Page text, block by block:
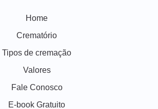
Home
Crematório
Tipos de cremação
Valores
Fale Conosco
E-book Gratuito